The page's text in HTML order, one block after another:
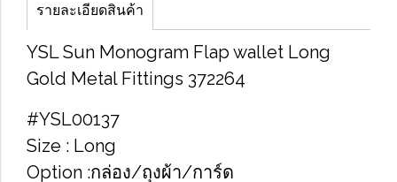
รายละเอียดสินค้า
YSL Sun Monogram Flap wallet Long
Gold Metal Fittings 372264
#YSL00137
Size : Long
Option :กล่อง/ถุงผ้า/การ์ด